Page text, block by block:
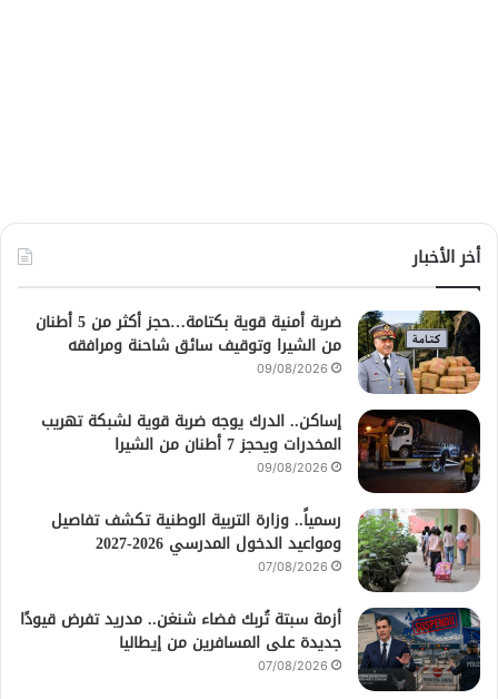
أخر الأخبار
ضربة أمنية قوية بكتامة…حجز أكثر من 5 أطنان
من الشيرا وتوقيف سائق شاحنة ومرافقه
09/08/2026
إساكن.. الدرك يوجه ضربة قوية لشبكة تهريب
المخدرات ويحجز 7 أطنان من الشيرا
09/08/2026
رسمياً.. وزارة التربية الوطنية تكشف تفاصيل
ومواعيد الدخول المدرسي 2026-2027
07/08/2026
أزمة سبتة تُربك فضاء شنغن.. مدريد تفرض قيودًا
جديدة على المسافرين من إيطاليا
07/08/2026